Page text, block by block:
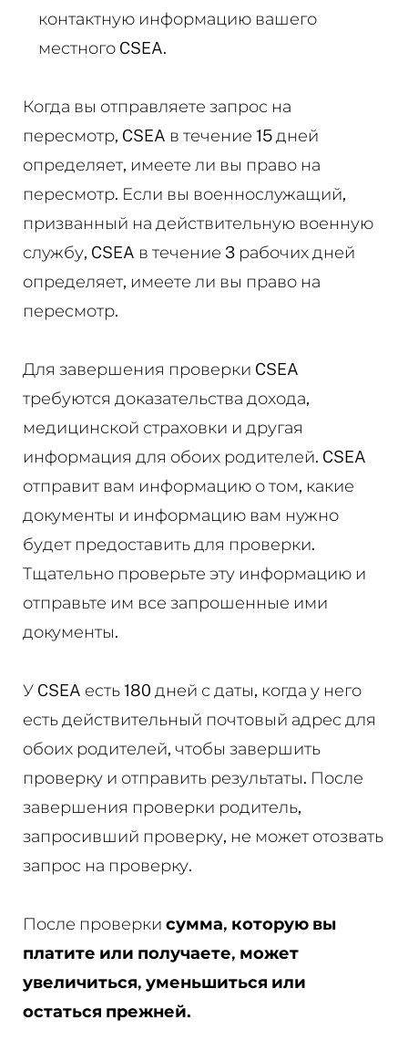
контактную информацию вашего
местного CSEA.
Когда вы отправляете запрос на
пересмотр, CSEA в течение 15 дней
определяет, имеете ли вы право на
пересмотр. Если вы военнослужащий,
призванный на действительную военную
службу, CSEA в течение 3 рабочих дней
определяет, имеете ли вы право на
пересмотр.
Для завершения проверки CSEA
требуются доказательства дохода,
медицинской страховки и другая
информация для обоих родителей. CSEA
отправит вам информацию о том, какие
документы и информацию вам нужно
будет предоставить для проверки.
Тщательно проверьте эту информацию и
отправьте им все запрошенные ими
документы.
У CSEA есть 180 дней с даты, когда у него
есть действительный почтовый адрес для
обоих родителей, чтобы завершить
проверку и отправить результаты. После
завершения проверки родитель,
запросивший проверку, не может отозвать
запрос на проверку.
После проверки сумма, которую вы
платите или получаете, может
увеличиться, уменьшиться или
остаться прежней.